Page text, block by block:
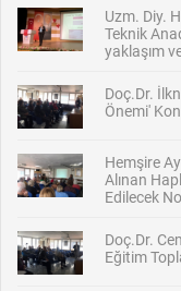
Uzm. Diy.
Teknik
yaklaşım
Doç.Dr.
Önemi'
Hemşire
Alınan
Edilecek
Doç.Dr.
Eğitim